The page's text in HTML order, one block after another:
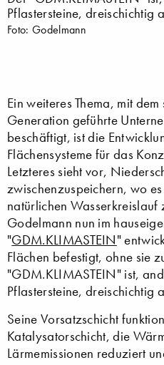
Pflastersteine, dreischichtig
Foto: Godelmann
Ein weiteres Thema, mit
Generation geführte
beschäftigt, ist die
Flächensysteme für das
Letzteres sieht vor,
zwischenzuspeichern, wo
natürlichen Wasserkreislauf
Godelmann nun im
"GDM.KLIMASTEIN"
Flächen befestigt, ohne sie
"GDM.KLIMASTEIN" ist,
Pflastersteine, dreischichtig
Seine Vorsatzschicht
Katalysatorschicht, die
Lärmemissionen reduziert